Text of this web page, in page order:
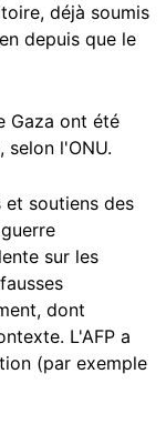
déjà soumis
depuis que le
Gaza ont été
selon l'ONU.
et soutiens des
sur les
dont
L'AFP a
(par exemple